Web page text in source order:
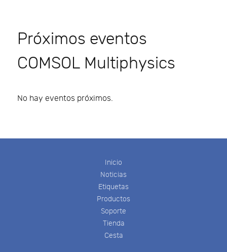
Próximos eventos
COMSOL Multiphysics
No hay eventos próximos.
Inicio
Noticias
Etiquetas
Productos
Soporte
Tienda
Cesta